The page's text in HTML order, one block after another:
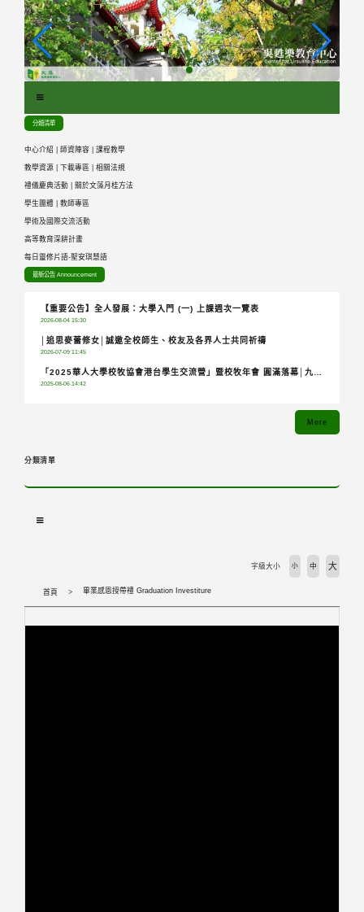
分類清單
中心介紹 師資陣容 課程教學
教學資源 下載專區 相關法規
禮儀慶典活動 關於文藻月桂方法
學生團體 教師專區
學術及國際交流活動
高等教育深耕計畫
每日靈修片語-聖安琪慧語
最新公告 Announcement
【重要公告】全人發展：大學入門 (一) 上課週次一覽表
2026-08-04 15:30
│追思麥蕾修女│誠邀全校師生、校友及各界人士共同祈禱
2026-07-09 11:45
「2025華人大學校牧協會港台學生交流營」暨校牧年會 圓滿落幕│九校
2025-08-06 14:42
More
分類清單
首頁 畢業感恩授帶禮 Graduation Investiture
字級大小 小 中 大